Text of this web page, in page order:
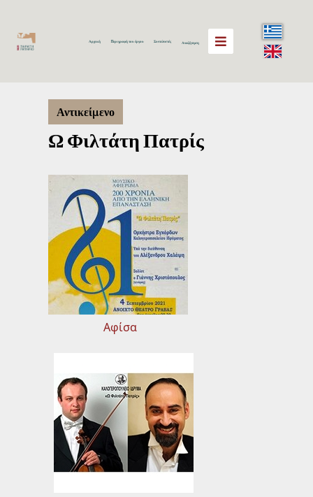
Αρχική Περιγραφή του έργου Συντελεστές Αναζήτηση
Ω Φιλτάτη Πατρίς
Αντικείμενο
Αφίσα